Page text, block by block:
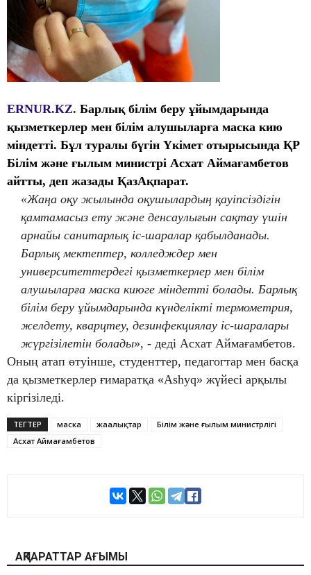
ERNUR.KZ. Барлық білім беру ұйымдарында
қызметкерлер мен білім алушыларға маска кию
міндетті. Бұл туралы бүгін Үкімет отырысында ҚР
Білім және ғылым министрі Асхат Аймағамбетов
айтты, деп жазады ҚазАқпарат.
«Жаңа оқу жылында оқушылардың қауіпсіздігін
қамтамасыз ету және денсаулығын сақтау үшін
арнайы санитарлық іс-шаралар қабылданады.
Барлық мектептер, колледждер мен
университеттердегі қызметкерлер мен білім
алушыларға маска киюге міндетті болады. Барлық
білім беру ұйымдарында күнделікті термометрия,
желдету, кварцтеу, дезинфекциялау іс-шаралары
жүргізілетін болады», - деді Асхат Аймағамбетов.
Оның атап өтуінше, студенттер, педагогтар мен басқа
да қызметкерлер ғимаратқа «Ashyq» жүйесі арқылы
кіргізіледі.
ТЕГТЕР маска жаңалықтар
Білім және ғылым министрлігі
Асхат Аймағамбетов
АҚПАРАТТАР АҒЫМЫ